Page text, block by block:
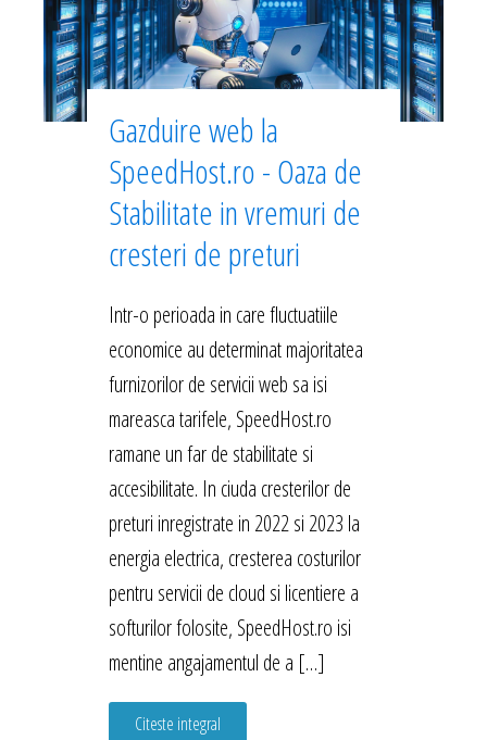
Gazduire web la
SpeedHost.ro - Oaza de
Stabilitate in vremuri de
cresteri de preturi
Intr-o perioada in care fluctuatiile
economice au determinat majoritatea
furnizorilor de servicii web sa isi
mareasca tarifele, SpeedHost.ro
ramane un far de stabilitate si
accesibilitate. In ciuda cresterilor de
preturi inregistrate in 2022 si 2023 la
energia electrica, cresterea costurilor
pentru servicii de cloud si licentiere a
softurilor folosite, SpeedHost.ro isi
mentine angajamentul de a […]
Citeste integral